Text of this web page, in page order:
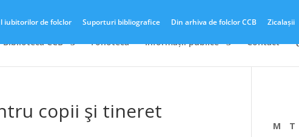
iubitorilor de folclor Suporturi bibliografice Din arhiva de folclor CCB Zicalașii
Biblioteca CCB Fonotecă Informații publice Contact
copii şi tineret
M T